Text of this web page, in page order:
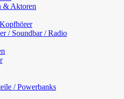
& Aktoren
/ Soundbar / Radio
/ Powerbanks